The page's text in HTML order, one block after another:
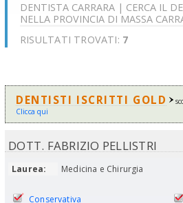
DENTISTA CARRARA | CERCA IL
NELLA PROVINCIA DI MASSA
RISULTATI TROVATI: 7
DENTISTI ISCRITTI GOLD
Clicca qui
DOTT. FABRIZIO PELLISTRI
Laurea: Medicina e Chirurgia
Conservativa